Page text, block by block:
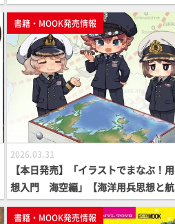
書籍・MOOK発売情報
2026.03.31
【本日発売】「イラストでまなぶ！
想入門 海空編」【海洋用兵思想と
兵思想】
書籍・MOOK発売情報